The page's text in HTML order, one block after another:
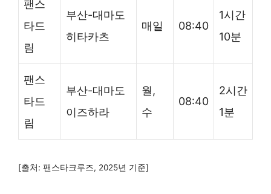
팬스
타드
림
부산-대마도
히타카츠
매일 08:40
1시간
10분
팬스
타드
림
부산-대마도
이즈하라
월,
수
08:40
2시간
1분
[출처: 팬스타크루즈, 2025년 기준]